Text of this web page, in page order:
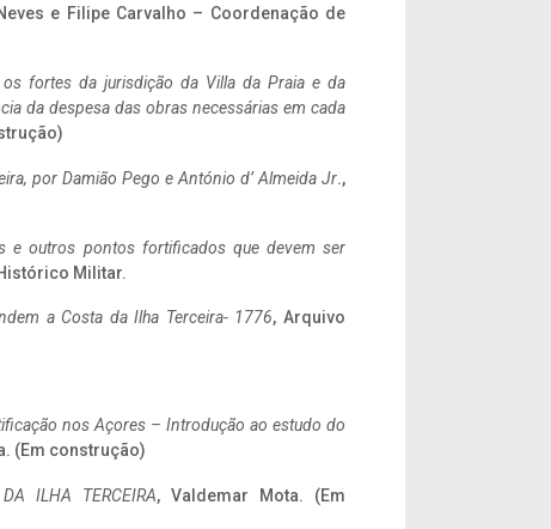
e Filipe Carvalho – Coordenação de
fortes da jurisdição da Villa da Praia e da
da despesa das obras necessárias em cada
por Damião Pego e António d’ Almeida Jr.,
e outros pontos fortificados que devem ser
Militar.
a Costa da Ilha Terceira- 1776, Arquivo
nos Açores – Introdução ao estudo do
(Em construção)
DA ILHA TERCEIRA, Valdemar Mota. (Em